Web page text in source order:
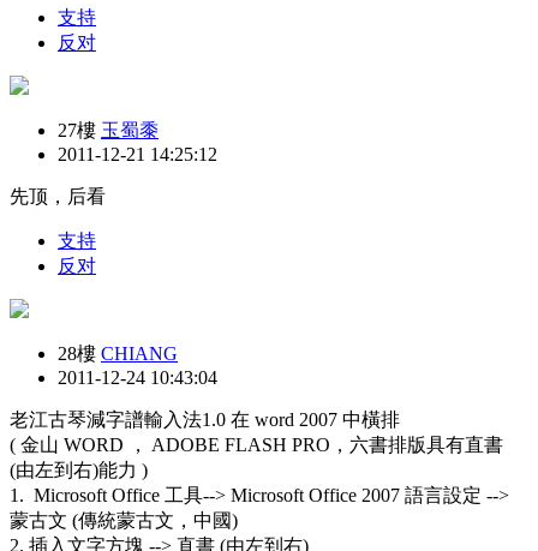
支持
反对
27樓 玉蜀黍
2011-12-21 14:25:12
先顶，后看
支持
反对
28樓 CHIANG
2011-12-24 10:43:04
老江古琴減字譜輸入法1.0 在 word 2007 中橫排
( 金山 WORD ， ADOBE FLASH PRO，六書排版具有直書
(由左到右)能力 )
1. Microsoft Office 工具--> Microsoft Office 2007 語言設定 -->
蒙古文 (傳統蒙古文，中國)
2. 插入文字方塊 --> 直書 (由左到右)